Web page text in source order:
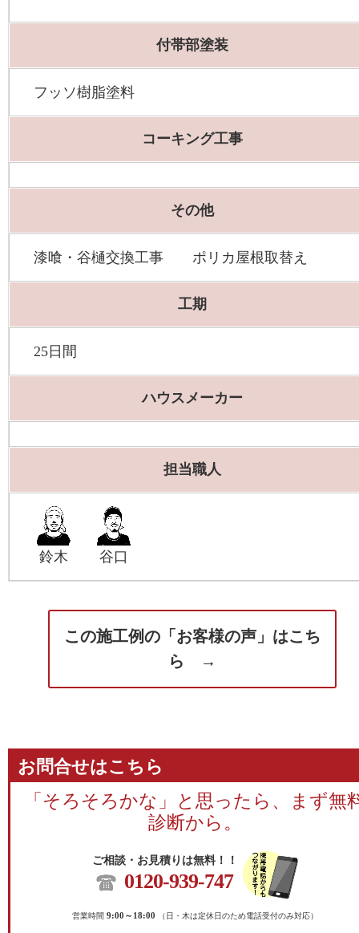
付帯部塗装
フッソ樹脂塗料
コーキング工事
その他
漆喰・谷樋交換工事 ポリカ屋根取替え
工期
25日間
ハウスメーカー
担当職人
鈴木 谷口
この施工例の「お客様の声」はこち
ら →
お問合せはこちら
「そろそろかな」と思ったら、まず無
診断から。
ご相談・お見積りは無料！！
0120-939-747
営業時間 9:00～18:00 （日・木は定休日のため電話受付のみ対応）